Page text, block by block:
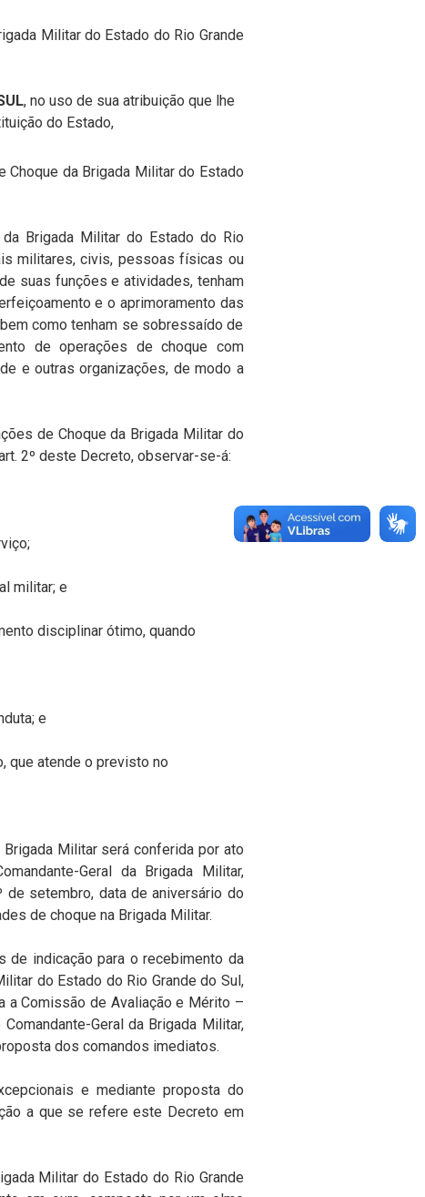
Militar do Estado do Rio Grande
, no uso de sua atribuição que lhe
do Estado,
da Brigada Militar do Estado
Brigada Militar do Estado do Rio
militares, civis, pessoas físicas ou
suas funções e atividades, tenham
e o aprimoramento das
como tenham se sobressaído de
de operações de choque com
e outras organizações, de modo a
de Choque da Brigada Militar do
2º deste Decreto, observar-se-á:
militar; e
disciplinar ótimo, quando
e
que atende o previsto no
Militar será conferida por ato
Geral da Brigada Militar,
de setembro, data de aniversário do
de choque na Brigada Militar.
indicação para o recebimento da
do Estado do Rio Grande do Sul,
a Comissão de Avaliação e Mérito –
Comandante-Geral da Brigada Militar,
dos comandos imediatos.
e mediante proposta do
a que se refere este Decreto em
Militar do Estado do Rio Grande